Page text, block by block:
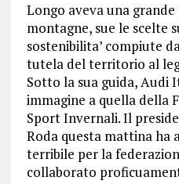
Longo aveva una grande
montagne, sue le scelte
sostenibilita’ compiute
tutela del territorio al
Sotto la sua guida, Audi
immagine a quella della
Sport Invernali. Il
Roda questa mattina ha
terribile per la
collaborato